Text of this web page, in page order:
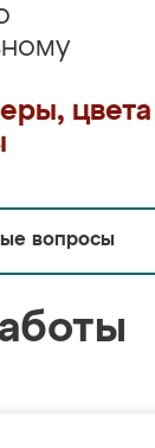
цвета
вопросы